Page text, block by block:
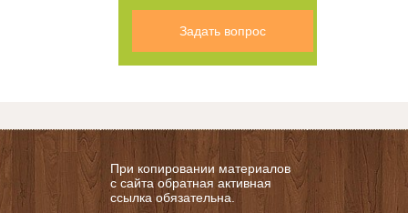
Задать вопрос
При копировании материалов
с сайта обратная активная
ссылка обязательна.